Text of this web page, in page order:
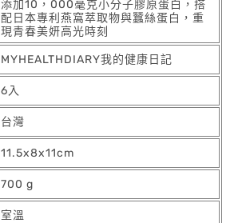
添加10，000毫克小分子膠原蛋白，搭
配日本專利燕窩萃取物與蠶絲蛋白，重
現青春美妍高光時刻
MYHEALTHDIARY我的健康日記
6入
台灣
11.5x8x11cm
700 g
室溫